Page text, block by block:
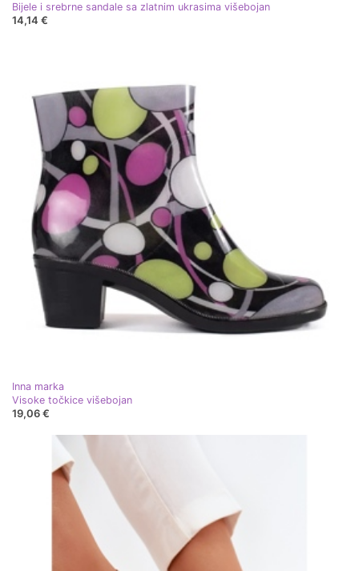
Bijele i srebrne sandale sa zlatnim ukrasima višebojan
14,14 €
Inna marka
Visoke točkice višebojan
19,06 €